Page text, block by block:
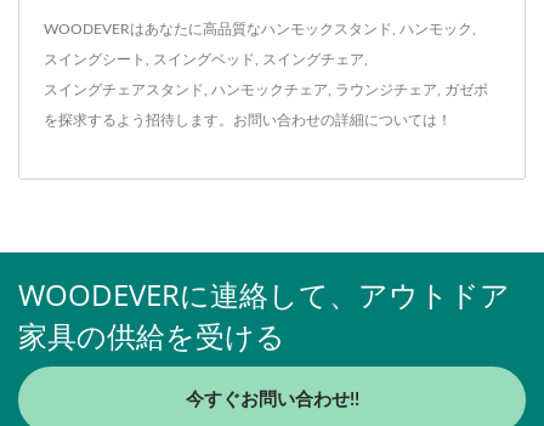
WOODEVERはあなたに高品質なハンモックスタンド, ハンモック ,
スイングシート , スイングベッド, スイングチェア,
スイングチェアスタンド, ハンモックチェア, ラウンジチェア, ガゼボ
を探求するよう招待します。 お問い合わせの詳細については！
WOODEVERに連絡して、アウトドア
家具の供給を受ける
今すぐお問い合わせ!!